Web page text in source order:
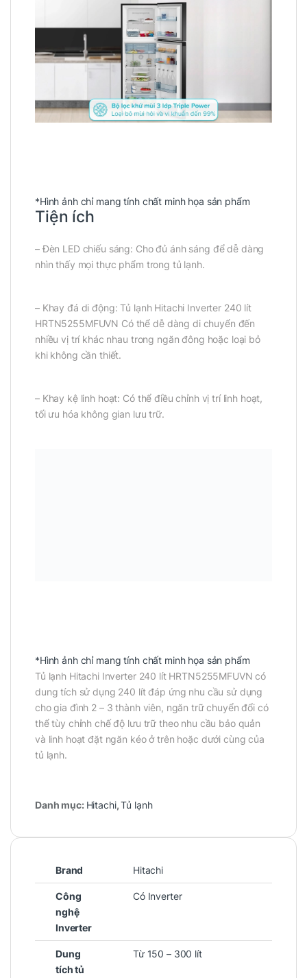
*Hình ảnh chỉ mang tính chất minh họa sản phẩm
Tiện ích
– Đèn LED chiếu sáng: Cho đủ ánh sáng để dễ dàng
nhìn thấy mọi thực phẩm trong tủ lạnh.
– Khay đá di động: Tủ lạnh Hitachi Inverter 240 lít
HRTN5255MFUVN Có thể dễ dàng di chuyển đến
nhiều vị trí khác nhau trong ngăn đông hoặc loại bỏ
khi không cần thiết.
– Khay kệ linh hoạt: Có thể điều chỉnh vị trí linh hoạt,
tối ưu hóa không gian lưu trữ.
*Hình ảnh chỉ mang tính chất minh họa sản phẩm
Tủ lạnh Hitachi Inverter 240 lít HRTN5255MFUVN có
dung tích sử dụng 240 lít đáp ứng nhu cầu sử dụng
cho gia đình 2 – 3 thành viên, ngăn trữ chuyển đổi có
thể tùy chỉnh chế độ lưu trữ theo nhu cầu bảo quản
và linh hoạt đặt ngăn kéo ở trên hoặc dưới cùng của
tủ lạnh.
Danh mục: Hitachi,Tủ lạnh
Brand Hitachi
Công
nghệ
Inverter
Có Inverter
Dung
tích tủ
Từ 150 – 300 lít